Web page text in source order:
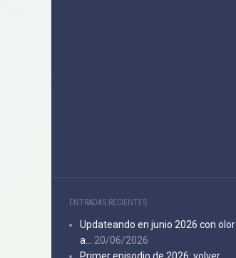
ENTRADAS RECIENTES
Updateando en junio 2026 con olor
a…
20/06/2026